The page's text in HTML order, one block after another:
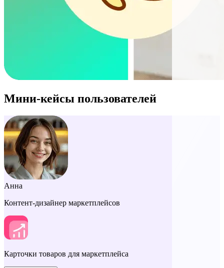
Мини-кейсы пользователей
Анна
Контент-дизайнер маркетплейсов
Карточки товаров для маркетплейса